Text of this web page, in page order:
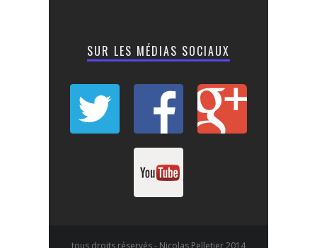
SUR LES MÉDIAS SOCIAUX
tous droits réservés - Nicolas Pelletier 2014